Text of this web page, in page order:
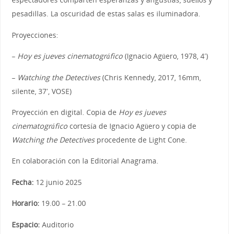
pesadillas. La oscuridad de estas salas es iluminadora.
Proyecciones:
– Hoy es jueves cinematográfico(Ignacio Agüero, 1978, 4′)
– Watching the Detectives(Chris Kennedy, 2017, 16mm,
silente, 37′, VOSE)
Proyección en digital. Copia de Hoy es jueves
cinematográficocortesía de Ignacio Agüero y copia de
Watching the Detectivesprocedente de Light Cone.
En colaboración con la Editorial Anagrama.
Fecha:12 junio 2025
Horario:19.00 – 21.00
Espacio:Auditorio